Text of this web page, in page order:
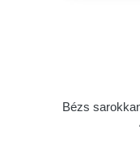
Bézs